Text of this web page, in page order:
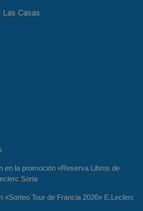
Casas
en la promoción «Reserva Libros de
Soria
«Sorteo Tour de Francia 2026» E.Leclerc